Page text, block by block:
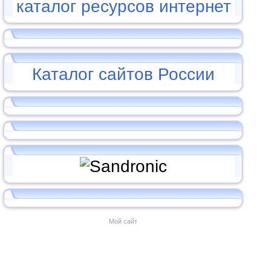
Каталог сайтов России
Мой сайт